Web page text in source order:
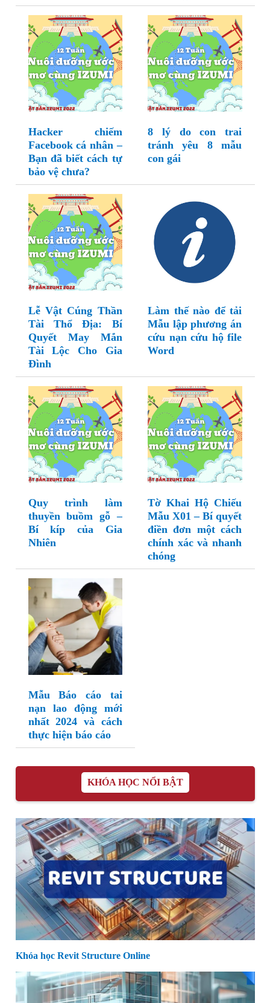
Hacker chiếm
Facebook cá nhân –
Bạn đã biết cách tự
bảo vệ chưa?
8 lý do con trai
tránh yêu 8 mẫu
con gái
Lễ Vật Cúng Thần
Tài Thổ Địa: Bí
Quyết May Mắn
Tài Lộc Cho Gia
Đình
Làm thế nào để tải
Mẫu lập phương án
cứu nạn cứu hộ file
Word
Quy trình làm
thuyền buồm gỗ –
Bí kíp của Gia
Nhiên
Tờ Khai Hộ Chiếu
Mẫu X01 – Bí quyết
điền đơn một cách
chính xác và nhanh
chóng
Mẫu Báo cáo tai
nạn lao động mới
nhất 2024 và cách
thực hiện báo cáo
KHÓA HỌC NỔI BẬT
Khóa học Revit Structure Online